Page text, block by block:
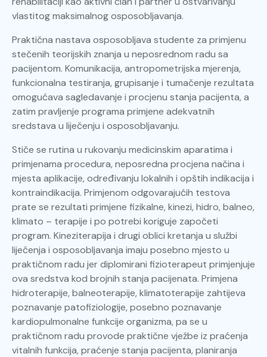
vlastitog maksimalnog osposobljavanja.
Praktična nastava osposobljava studente za primjenu
stečenih teorijskih znanja u neposrednom radu sa
pacijentom. Komunikacija, antropometrijska mjerenja,
funkcionalna testiranja, grupisanje i tumačenje rezultata
omogućava sagledavanje i procjenu stanja pacijenta, a
zatim pravljenje programa primjene adekvatnih
sredstava u liječenju i osposobljavanju.
Stiče se rutina u rukovanju medicinskim aparatima i
primjenama procedura, neposredna procjena načina i
mjesta aplikacije, određivanju lokalnih i opštih indikacija i
kontraindikacija. Primjenom odgovarajućih testova
prate se rezultati primjene fizikalne, kinezi, hidro, balneo,
klimato – terapije i po potrebi koriguje započeti
program. Kineziterapija i drugi oblici kretanja u službi
liječenja i osposobljavanja imaju posebno mjesto u
praktičnom radu jer diplomirani fizioterapeut primjenjuje
ova sredstva kod brojnih stanja pacijenata. Primjena
hidroterapije, balneoterapije, klimatoterapije zahtijeva
poznavanje patofiziologije, posebno poznavanje
kardiopulmonalne funkcije organizma, pa se u
praktičnom radu provode praktične vježbe iz praćenja
vitalnih funkcija, praćenje stanja pacijenta, planiranja